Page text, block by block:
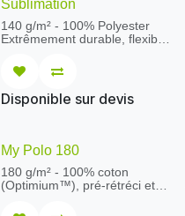
Sublimation
140 g/m² - 100% Polyester
Extrêmement durable, flexible
(jersey simple)
Bande de propreté d'épaule à
épaule, Double couture aux
manches et à l'ourlet,
Disponible sur devis
My Polo 180
180 g/m² - 100% coton
(Optimium™), pré-rétréci et
Sport Grey : 90% coton, 10%